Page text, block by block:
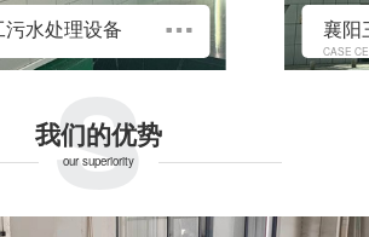
水处理设备
CASE
s
我们的优势
our superiority